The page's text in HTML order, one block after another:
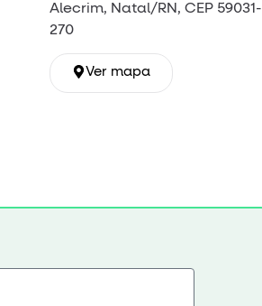
Alecrim, Natal/RN, CEP 59031-
270
Ver mapa